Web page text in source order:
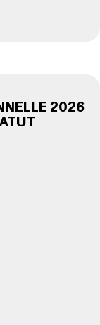
2026